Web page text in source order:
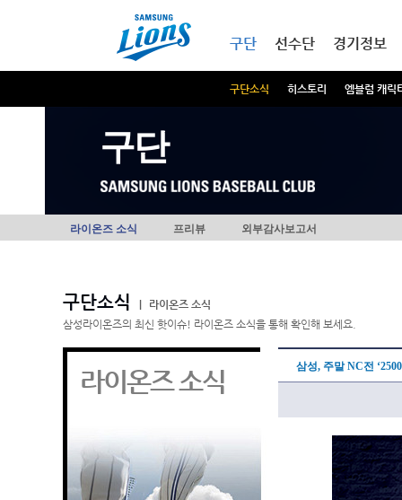
구단
구단소식 히스토리 엠블럼 캐릭
선수단 경기정보
구단
라이온즈 소식 프리뷰 외부감사보고서
구단소식
라이온즈 소식
삼성라이온즈의 최신 핫이슈! 라이온즈 소식을 통해 확인해 보세요.
라이온즈 소식 삼성, 주말 NC전